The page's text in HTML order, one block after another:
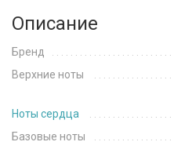
Описание
Бренд
Верхние ноты
Ноты сердца
Базовые ноты